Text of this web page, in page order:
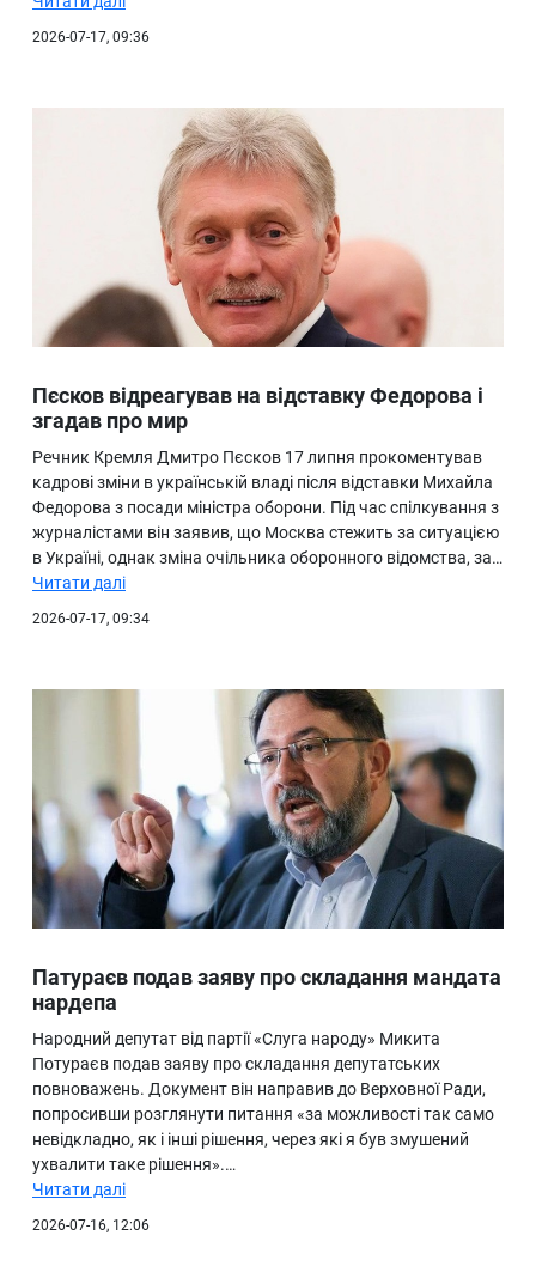
2026-07-17, 09:36
Пєсков відреагував на відставку Федорова і
згадав про мир
Речник Кремля Дмитро Пєсков 17 липня прокоментував
кадрові зміни в українській владі після відставки Михайла
Федорова з посади міністра оборони. Під час спілкування з
журналістами він заявив, що Москва стежить за ситуацією
в Україні, однак зміна очільника оборонного відомства, за…
Читати далі
2026-07-17, 09:34
Патураєв подав заяву про складання мандата
нардепа
Народний депутат від партії «Слуга народу» Микита
Потураєв подав заяву про складання депутатських
повноважень. Документ він направив до Верховної Ради,
попросивши розглянути питання «за можливості так само
невідкладно, як і інші рішення, через які я був змушений
ухвалити таке рішення».…
Читати далі
2026-07-16, 12:06